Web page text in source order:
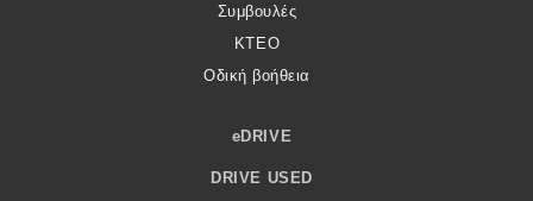
Συμβουλές
ΚΤΕΟ
Οδική βοήθεια
eDRIVE
DRIVE USED